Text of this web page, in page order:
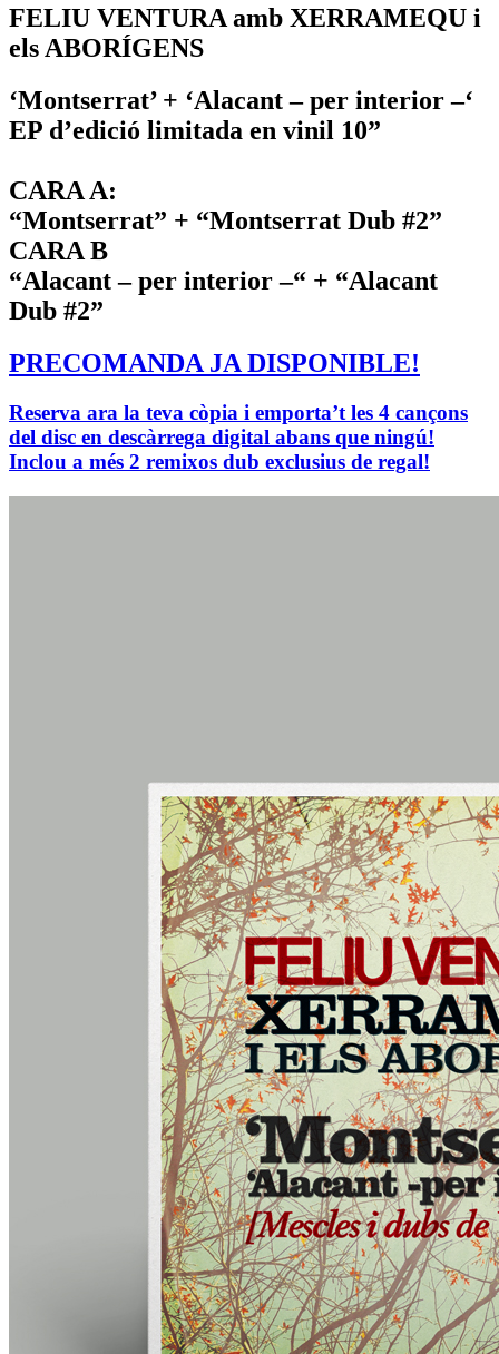
FELIU VENTURA amb XERRAMEQU i
els ABORÍGENS
‘Montserrat’ + ‘Alacant – per interior –‘
EP d’edició limitada en vinil 10”
CARA A:
“Montserrat” + “Montserrat Dub #2”
CARA B
“Alacant – per interior –“ + “Alacant
Dub #2”
PRECOMANDA JA DISPONIBLE!
Reserva ara la teva còpia i emporta’t les 4 cançons
del disc en descàrrega digital abans que ningú!
Inclou a més 2 remixos dub exclusius de regal!